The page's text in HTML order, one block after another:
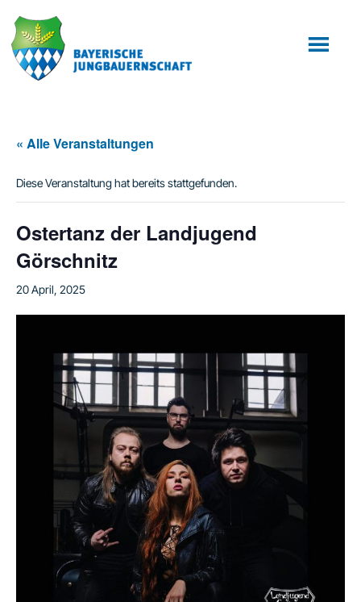
Inhalt
springen
Fußzeile
springen
« Alle Veranstaltungen
Diese Veranstaltung hat bereits stattgefunden.
Ostertanz der Landjugend
Görschnitz
20 April, 2025